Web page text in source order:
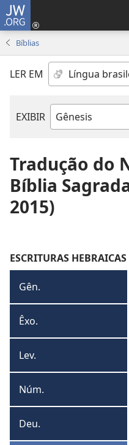
JW.ORG
Bíblias
LER EM
EXIBIR
Livro
Tradução do
Bíblia
2015)
ESCRITURAS HEBRAICAS
Gênesis
Gên.
Êxodo
Êxo.
Levítico
Lev.
Números
Núm.
Deuteronômio
Deu.